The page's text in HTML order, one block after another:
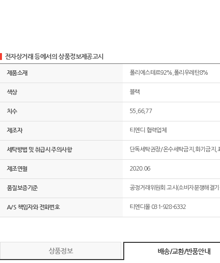
전자상거래 등에서의 상품정보제공고시
제품소재 폴리에스테르92%,폴리우레탄8%
색상 블랙
치수 55,66,77
제조자 티엔디 협력업체
세탁방법 및 취급시 주의사항 단독세탁권장/온수세탁금지,화기금지,
제조연월 2020.06
품질보증기준 공정거래위원회 고시(소비자분쟁해결
A/S 책임자와 전화번호 티엔디몰 031-928-6332
상품정보 배송/교환/반품안내